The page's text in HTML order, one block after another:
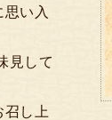
い入
見して
召し上